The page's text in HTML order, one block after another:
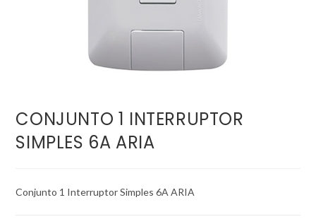
CONJUNTO 1 INTERRUPTOR
SIMPLES 6A ARIA
Conjunto 1 Interruptor Simples 6A ARIA